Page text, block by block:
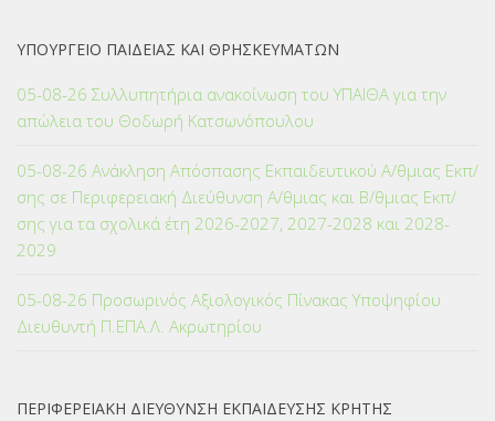
ΥΠΟΥΡΓΕΙΟ ΠΑΙΔΕΙΑΣ ΚΑΙ ΘΡΗΣΚΕΥΜΑΤΩΝ
05-08-26 Συλλυπητήρια ανακοίνωση του ΥΠΑΙΘΑ για την
απώλεια του Θοδωρή Κατσωνόπουλου
05-08-26 Ανάκληση Απόσπασης Εκπαιδευτικού Α/θμιας Εκπ/
σης σε Περιφερειακή Διεύθυνση Α/θμιας και Β/θμιας Εκπ/
σης για τα σχολικά έτη 2026-2027, 2027-2028 και 2028-
2029
05-08-26 Προσωρινός Αξιολογικός Πίνακας Υποψηφίου
Διευθυντή Π.ΕΠΑ.Λ. Ακρωτηρίου
ΠΕΡΙΦΕΡΕΙΑΚΗ ΔΙΕΥΘΥΝΣΗ ΕΚΠΑΙΔΕΥΣΗΣ ΚΡΗΤΗΣ